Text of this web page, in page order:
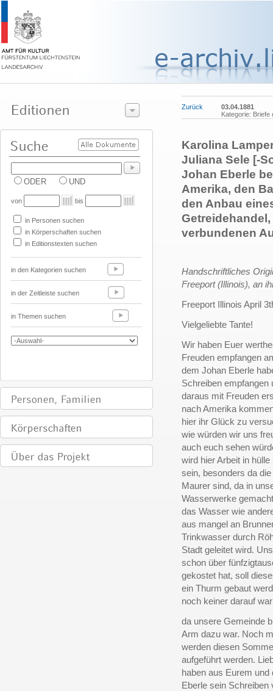
ODER UND
von bis
in Personen suchen
in Körperschaften suchen
in Editionstexten suchen
in den Kategorien suchen
in der Zeitleiste suchen
in Themen suchen
Zurück
03.04.1881
Kategorie: Briefe
Karolina
Juliana Sele [-
Johan Eberle
Amerika, den
den Anbau
verbundenen
Handschriftliches
Freeport (Illinois), an
Freeport Illinois April
Vielgeliebte Tante!
Wir haben Euer
Freuden empfangen
dem Johan Eberle
Schreiben empfangen
daraus mit Freuden
nach Amerika
hier ihr Glück zu
wie würden wir uns
auch euch sehen
wird hier Arbeit in hülle
sein, besonders da
Maurer sind, da in
Wasserwerke
das Wasser wie
aus mangel an
Trinkwasser durch
Stadt geleitet wird.
schon über
gekostet hat, soll
ein Thurm gebaut
noch keiner darauf
da unsere Gemeinde
Arm dazu war. Noch
werden diesen
aufgeführt werden.
haben aus Eurem und
Eberle sein Schreiben